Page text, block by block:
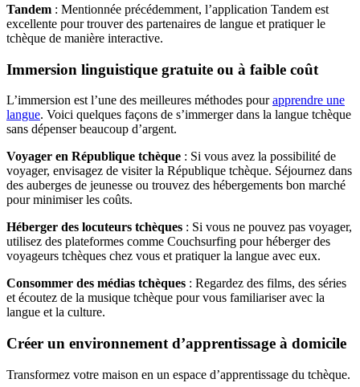
Tandem : Mentionnée précédemment, l’application Tandem est
excellente pour trouver des partenaires de langue et pratiquer le
tchèque de manière interactive.
Immersion linguistique gratuite ou à faible coût
L’immersion est l’une des meilleures méthodes pourapprendre une
langue. Voici quelques façons de s’immerger dans la langue tchèque
sans dépenser beaucoup d’argent.
Voyager en République tchèque : Si vous avez la possibilité de
voyager, envisagez de visiter la République tchèque. Séjournez dans
des auberges de jeunesse ou trouvez des hébergements bon marché
pour minimiser les coûts.
Héberger des locuteurs tchèques : Si vous ne pouvez pas voyager,
utilisez des plateformes comme Couchsurfing pour héberger des
voyageurs tchèques chez vous et pratiquer la langue avec eux.
Consommer des médias tchèques : Regardez des films, des séries
et écoutez de la musique tchèque pour vous familiariser avec la
langue et la culture.
Créer un environnement d’apprentissage à domicile
Transformez votre maison en un espace d’apprentissage du tchèque.